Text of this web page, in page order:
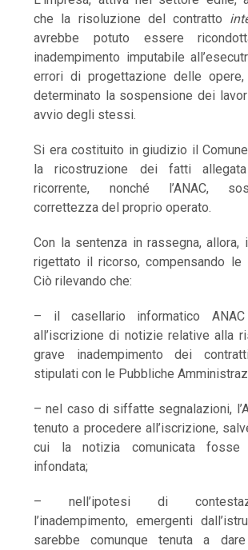
che la risoluzione del contratto
avrebbe potuto essere
inadempimento imputabile
errori di progettazione delle opere,
determinato la sospensione dei
avvio degli stessi.
Si era costituito in giudizio il
la ricostruzione dei fatti
ricorrente, nonché l’ANAC,
correttezza del proprio operato.
Con la sentenza in rassegna, allora,
rigettato il ricorso, compensando
Ciò rilevando che:
– il casellario informatico
all’iscrizione di notizie relative alla
grave inadempimento dei
stipulati con le Pubbliche
– nel caso di siffatte segnalazioni,
tenuto a procedere all’iscrizione,
cui la notizia comunicata fosse
infondata;
– nell’ipotesi di
l’inadempimento, emergenti
sarebbe comunque tenuta a